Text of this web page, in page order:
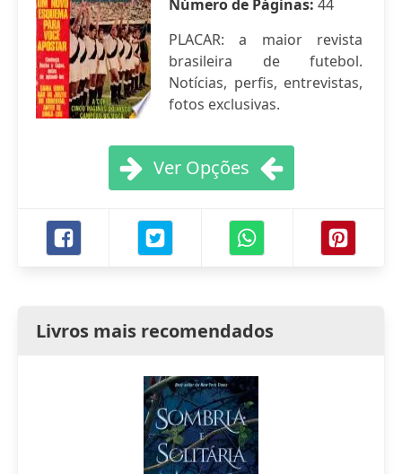
Número de Páginas: 44
PLACAR: a maior revista
brasileira de futebol.
Notícias, perfis, entrevistas,
fotos exclusivas.
Ver Opções
Livros mais recomendados